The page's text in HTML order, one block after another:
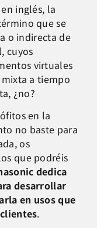
inglés, la
que se
o indirecta de
cuyos
virtuales
a tiempo
¿no?
en la
no baste para
os
que podréis
dedica
desarrollar
en usos que
.